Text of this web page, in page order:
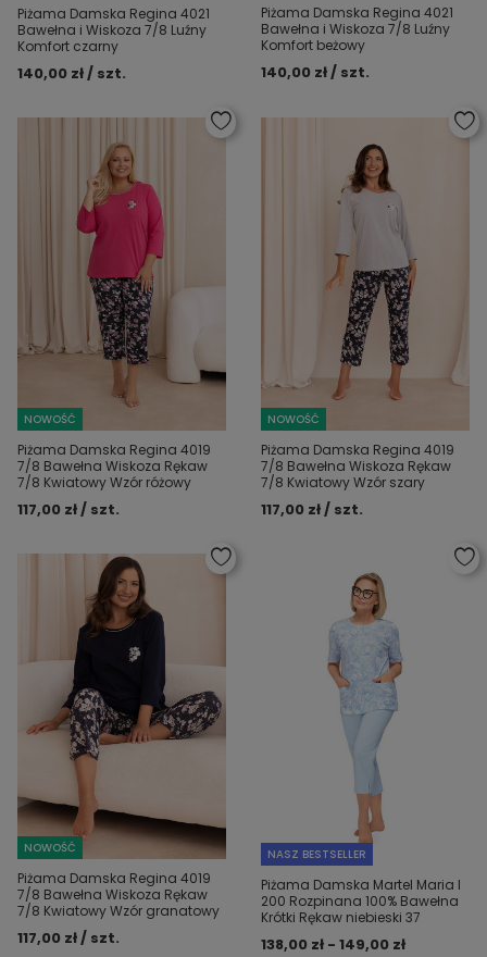
Piżama Damska Regina 4021
Bawełna i Wiskoza 7/8 Luźny
Komfort czarny
140,00 zł / szt.
Piżama Damska Regina 4021
Bawełna i Wiskoza 7/8 Luźny
Komfort beżowy
140,00 zł / szt.
NOWOŚĆ
Piżama Damska Regina 4019
7/8 Bawełna Wiskoza Rękaw
7/8 Kwiatowy Wzór różowy
117,00 zł / szt.
NOWOŚĆ
Piżama Damska Regina 4019
7/8 Bawełna Wiskoza Rękaw
7/8 Kwiatowy Wzór szary
117,00 zł / szt.
NOWOŚĆ
Piżama Damska Regina 4019
7/8 Bawełna Wiskoza Rękaw
7/8 Kwiatowy Wzór granatowy
117,00 zł / szt.
NASZ BESTSELLER
Piżama Damska Martel Maria I
200 Rozpinana 100% Bawełna
Krótki Rękaw niebieski 37
138,00 zł - 149,00 zł